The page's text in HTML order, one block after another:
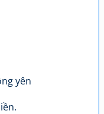
yên